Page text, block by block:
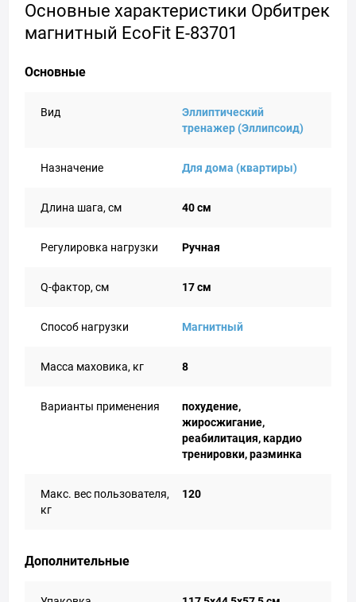
Основные характеристики Орбитрек
магнитный EcoFit E-83701
Основные
Вид
Эллиптический
тренажер (Эллипсоид)
Назначение Для дома (квартиры)
Длина шага, см 40 см
Регулировка нагрузки Ручная
Q-фактор, см 17 см
Способ нагрузки Магнитный
Масса маховика, кг 8
Варианты применения
похудение,
жиросжигание,
реабилитация, кардио
тренировки, разминка
Макс. вес пользователя,
кг
120
Дополнительные